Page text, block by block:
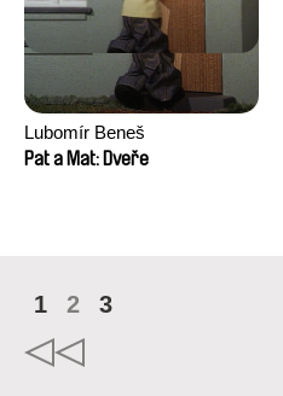
Lubomír Beneš
Pat a Mat: Dveře
1 2 3